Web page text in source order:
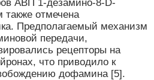
АВП 1-дезамино-8-D-
также отмечена
Предполагаемый механизм
передачи,
рецепторы на
что приводило к
дофамина [5].